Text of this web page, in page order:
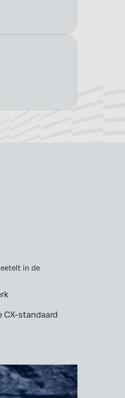
in de
standaard